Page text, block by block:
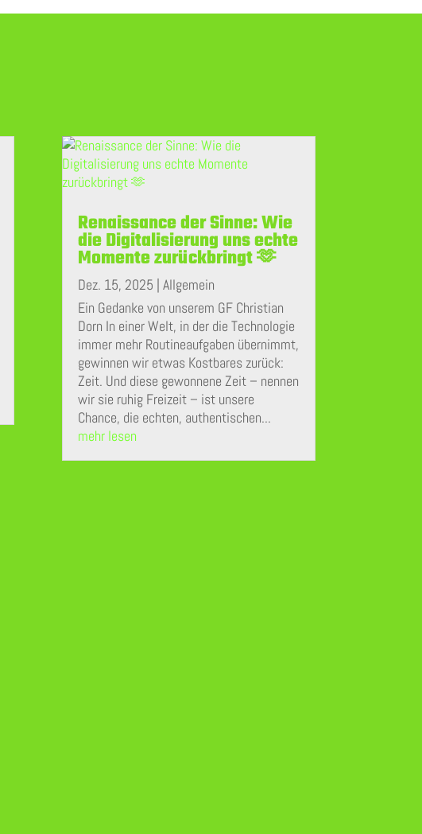
Renaissance der Sinne: Wie
die Digitalisierung uns echte
Momente zurückbringt 🫶
Dez. 15, 2025 | Allgemein
Ein Gedanke von unserem GF Christian
Dorn In einer Welt, in der die Technologie
immer mehr Routineaufgaben übernimmt,
gewinnen wir etwas Kostbares zurück:
Zeit. Und diese gewonnene Zeit – nennen
wir sie ruhig Freizeit – ist unsere
Chance, die echten, authentischen...
mehr lesen